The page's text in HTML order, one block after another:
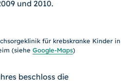
und 2010.
für krebskranke Kinder in
(siehe Google-Maps)
beschloss die